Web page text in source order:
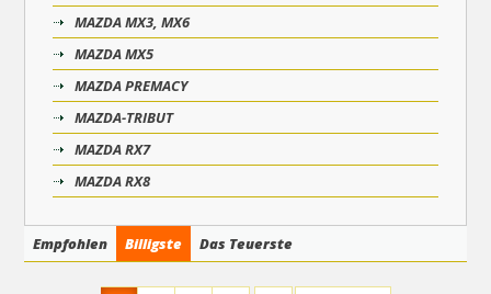
MAZDA MX3, MX6
MAZDA MX5
MAZDA PREMACY
MAZDA-TRIBUT
MAZDA RX7
MAZDA RX8
Empfohlen Billigste Das Teuerste